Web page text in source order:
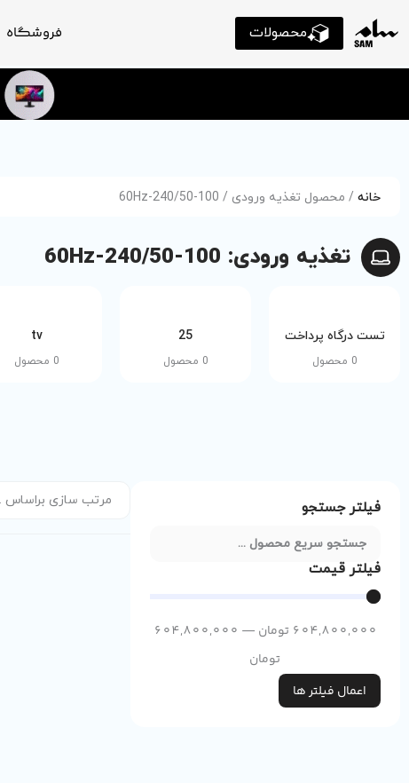
محصولات فروشگاه
خانه / محصول تغذیه ورودی / 100-240/50-60Hz
تغذیه ورودی: 100-240/50-60Hz
تست درگاه پرداخت
0 محصول
25
0 محصول
tv
0 محصول
فیلتر جستجو
فیلتر قیمت
604,800,000 تومان —
604,800,000
تومان
اعمال فیلتر ها